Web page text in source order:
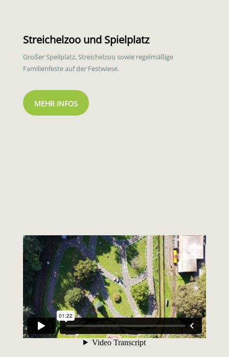
Streichelzoo und Spielplatz
Großer Speilplatz, Streichelzoo sowie regelmäßige
Familienfeste auf der Festwiese.
MEHR INFOS